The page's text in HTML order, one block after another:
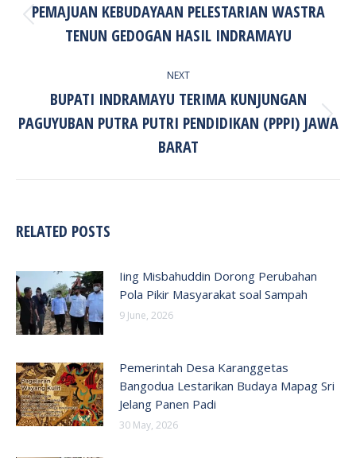
Previous
post:
PEMAJUAN KEBUDAYAAN PELESTARIAN WASTRA
TENUN GEDOGAN HASIL INDRAMAYU
NEXT
Next
post:
BUPATI INDRAMAYU TERIMA KUNJUNGAN
PAGUYUBAN PUTRA PUTRI PENDIDIKAN (PPPI) JAWA
BARAT
RELATED POSTS
Iing Misbahuddin Dorong Perubahan
Pola Pikir Masyarakat soal Sampah
9 June, 2026
Pemerintah Desa Karanggetas
Bangodua Lestarikan Budaya Mapag Sri
Jelang Panen Padi
30 May, 2026